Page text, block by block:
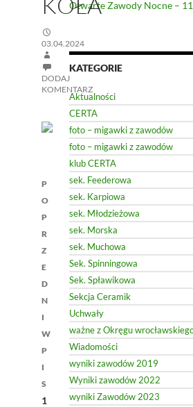
03.04.2024
DODAJ
KOMENTARZ
Nawigacja
wpisu
P
O
P
R
Z
E
D
N
I
W
P
I
S
1
Otwarte Zawody Nocne –
KATEGORIE
Aktualności
CERTA
foto – migawki z zawodów
foto – migawki z zawodów
klub CERTA
sek. Feederowa
sek. Karpiowa
sek. Młodzieżowa
sek. Morska
sek. Muchowa
Sek. Spinningowa
Sek. Spławikowa
Sekcja Ceramik
Uchwały
ważne z Okręgu
Wiadomości
wyniki zawodów 2019
Wyniki zawodów 2022
wyniki Zawodów 2023